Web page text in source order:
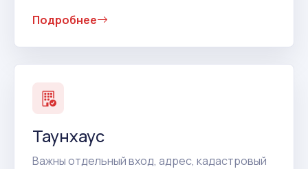
Подробнее
Таунхаус
Важны отдельный вход, адрес, кадастровый